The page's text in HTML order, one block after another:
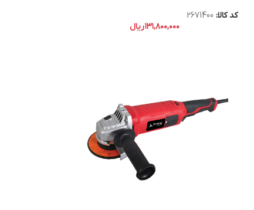
کد کالا: 2671400
۱۳۱,۸۰۰,۰۰۰ریال